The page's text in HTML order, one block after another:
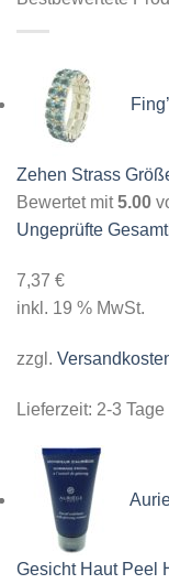
Zehen Strass
Bewertet mit5.00
Ungeprüfte
7,37 €
inkl. 19 % MwSt.
zzgl.
Lieferzeit: 2-3 Tage
Gesicht Haut Peel